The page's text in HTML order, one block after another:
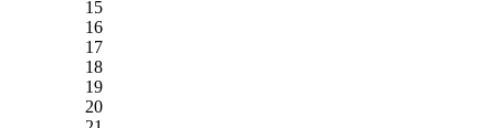
15
16
17
18
19
20